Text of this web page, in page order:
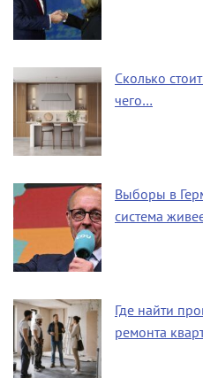
Сколько
чего…
Выборы в
система
Где найти
ремонта